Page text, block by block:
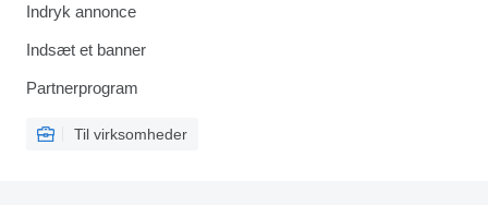
Indryk annonce
Indsæt et banner
Partnerprogram
Til virksomheder